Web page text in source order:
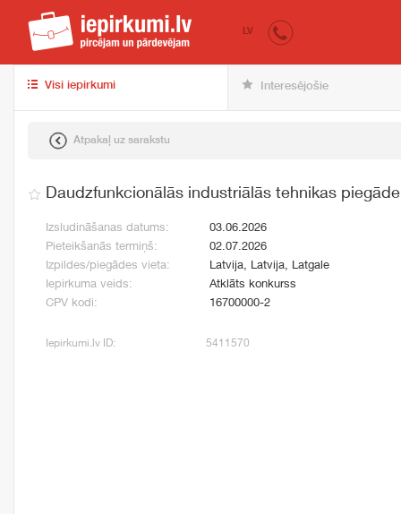
iepirkumi.lv
LV
Visi iepirkumi Interesējošie
Atpakaļ uz sarakstu
Daudzfunkcionālās industriālās tehnikas
Izsludināšanas datums:
03.06.2026
Pieteikšanās termiņš:
02.07.2026
Izpildes/piegādes vieta:
Latvija, Latvija, Latgale
Iepirkuma veids:
Atklāts konkurss
CPV kodi:
16700000-2
Iepirkumi.lv ID: 5411570